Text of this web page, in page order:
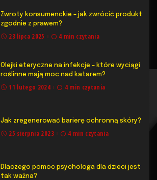
Zwroty konsumenckie – jak zwrócić produkt
zgodnie z prawem?
23 lipca 2025 4 min czytania
Olejki eteryczne na infekcje – które wyciągi
roślinne mają moc nad katarem?
11 lutego 2024 4 min czytania
Jak zregenerować barierę ochronną skóry?
25 sierpnia 2023 4 min czytania
Dlaczego pomoc psychologa dla dzieci jest
tak ważna?